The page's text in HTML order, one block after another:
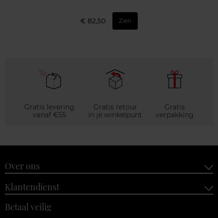
€ 82,50 Zien
Gratis levering
vanaf €55
Gratis retour
in je winkelpunt
Gratis
verpakking
Over ons
Klantendienst
Betaal veilig